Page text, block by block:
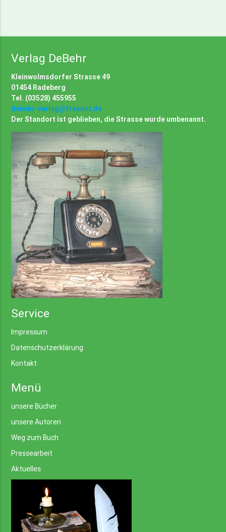
Verlag DeBehr
Kleinwolmsdorfer Strasse 49
01454 Radeberg
Tel. (03528) 455955
debehr-verlag@freenet.de
Der Standort ist geblieben, die Strasse wurde umbenannt.
Service
Impressum
Datenschutzerklärung
Kontakt
Menü
unsere Bücher
unsere Autoren
Weg zum Buch
Pressearbeit
Aktuelles